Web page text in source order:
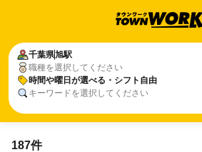
千葉県旭駅
職種を選択してください
時間や曜日が選べる・シフト自由
キーワードを選択してください
187件